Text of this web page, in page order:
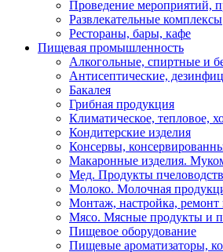
Проведение мероприятий,
Развлекательные комплексы
Рестораны, бары, кафе
Пищевая промышленность
Алкогольные, спиртные и
Антисептические,
Бакалея
Грибная продукция
Климатическое, тепловое,
Кондитерские изделия
Консервы,
Макаронные изделия.
Мед. Продукты
Молоко. Молочная
Монтаж, настройка, ремонт
Мясо. Мясные продукты и
Пищевое оборудование
Пищевые ароматизаторы,